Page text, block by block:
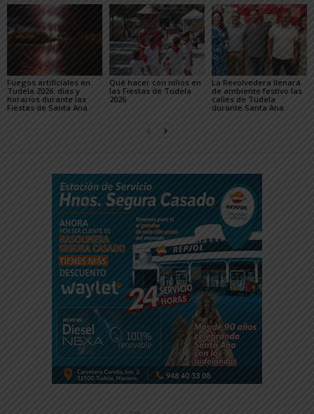
Fuegos artificiales en
Tudela 2026: días y
horarios durante las
Fiestas de Santa Ana
Qué hacer con niños en
las Fiestas de Tudela
2026
La Revolvedera llenará
de ambiente festivo las
calles de Tudela
durante Santa Ana